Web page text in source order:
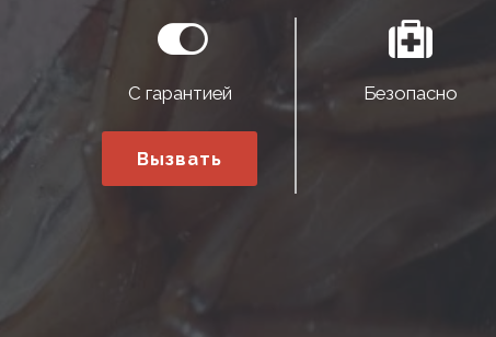
С гарантией
Вызвать
Безопасно